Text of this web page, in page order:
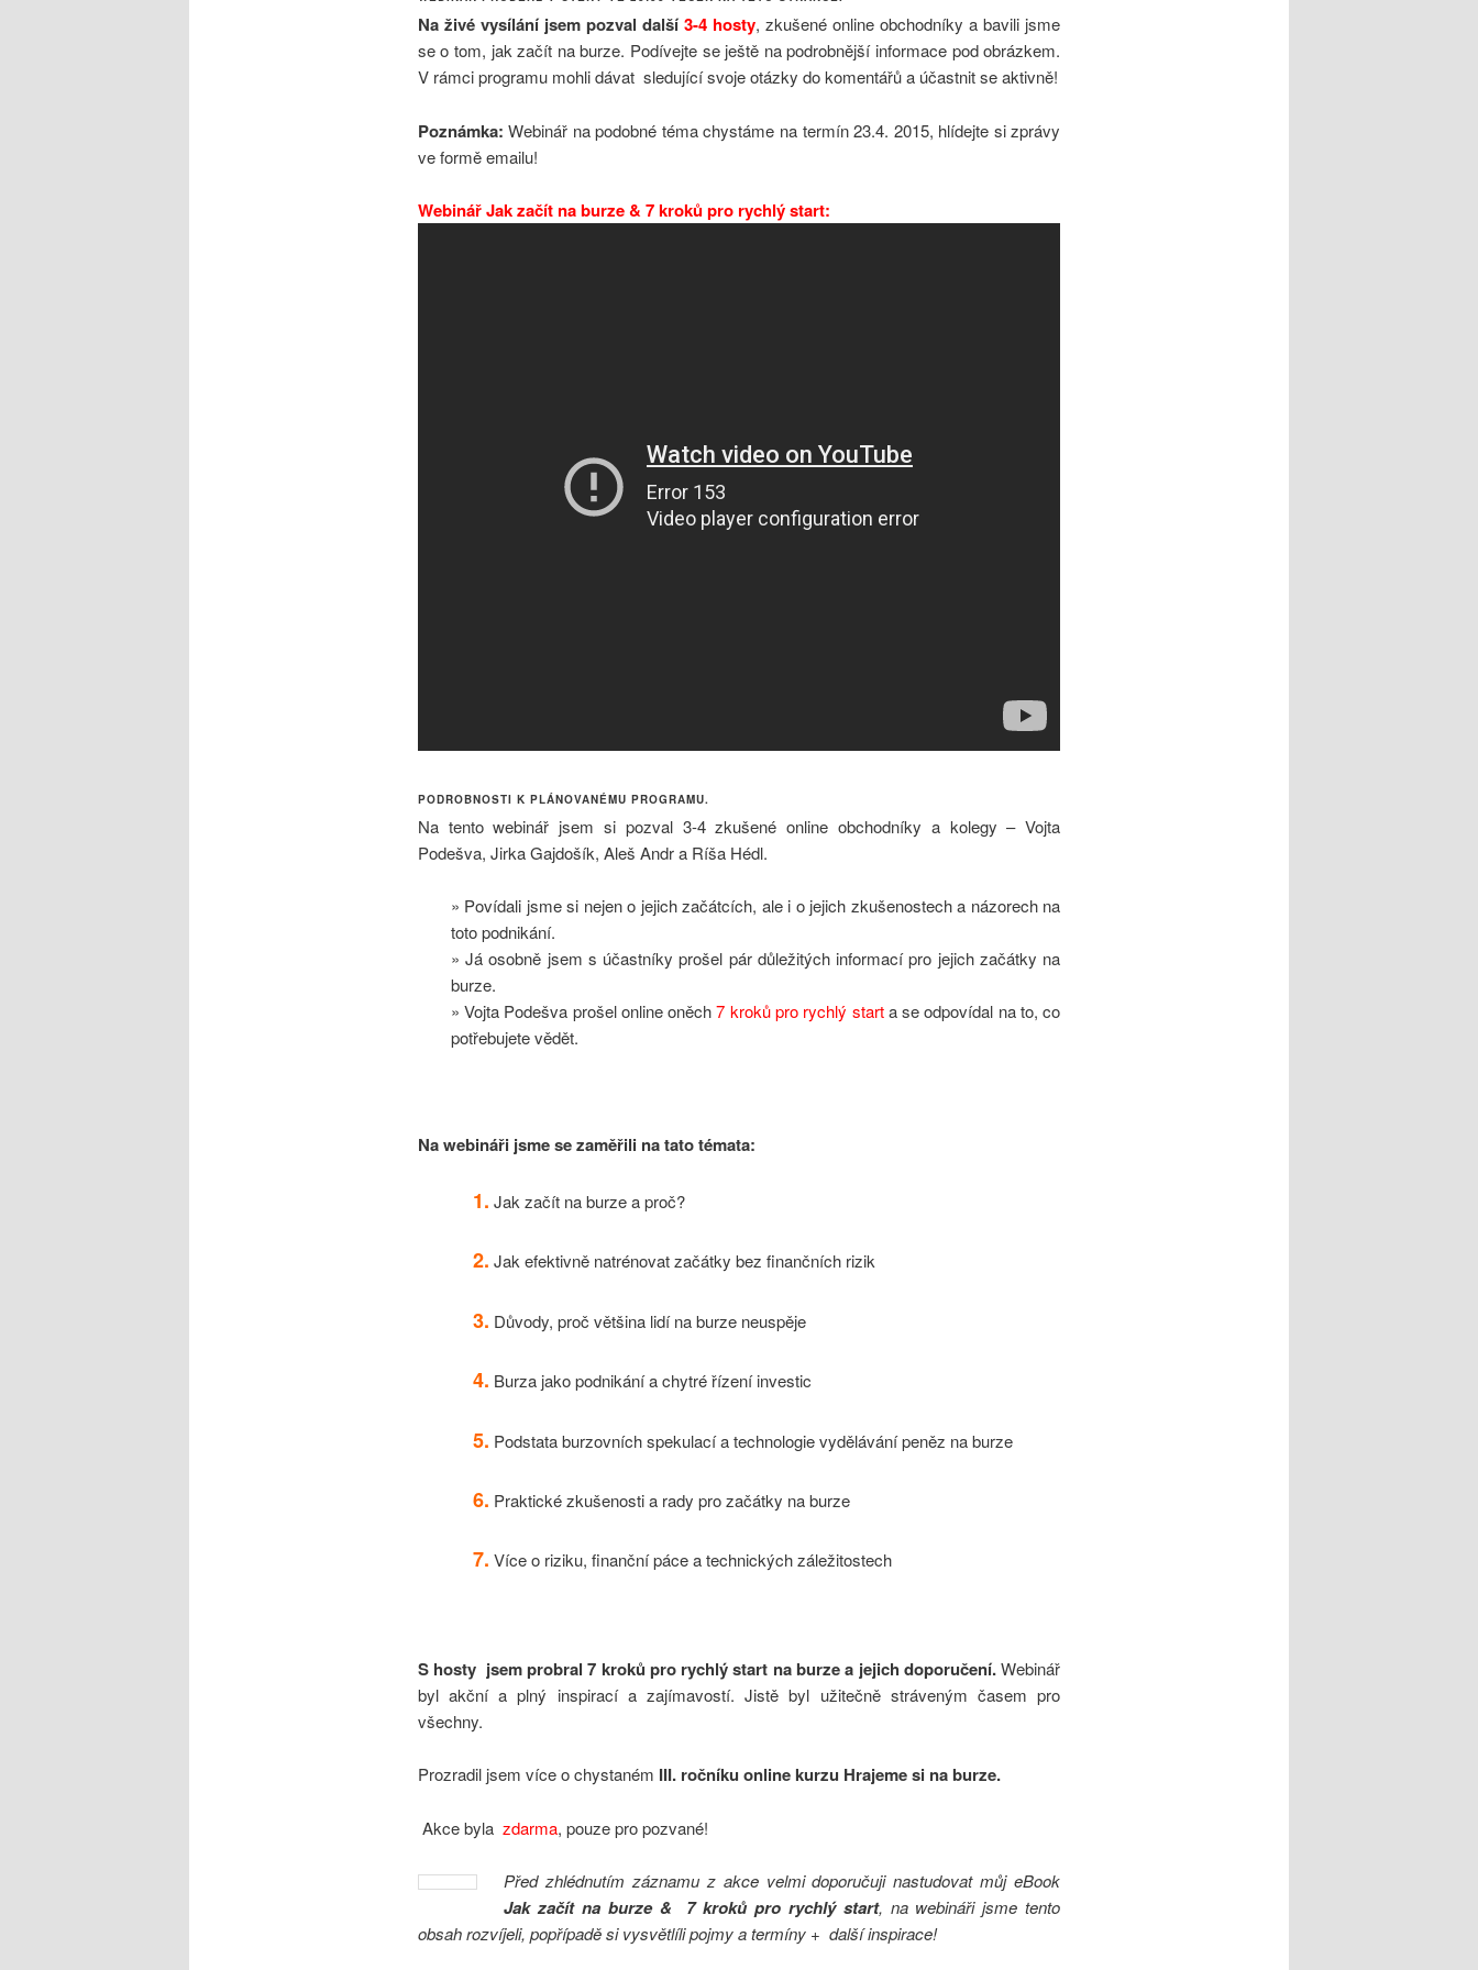
Na živé vysílání jsem pozval další 3-4 hosty, zkušené online obchodníky a bavili jsme
se o tom, jak začít na burze. Podívejte se ještě na podrobnější informace pod obrázkem.
V rámci programu mohli dávat sledující svoje otázky do komentářů a účastnit se aktivně!
Poznámka:Webinář na podobné téma chystáme na termín 23.4. 2015, hlídejte si zprávy
ve formě emailu!
Webinář Jak začít na burze & 7 kroků pro rychlý start:
PODROBNOSTI K PLÁNOVANÉMU PROGRAMU.
Na tento webinář jsem si pozval 3-4 zkušené online obchodníky a kolegy – Vojta
Podešva, Jirka Gajdošík, Aleš Andr a Ríša Hédl.
» Povídali jsme si nejen o jejich začátcích, ale i o jejich zkušenostech a názorech na
toto podnikání.
» Já osobně jsem s účastníky prošel pár důležitých informací pro jejich začátky na
burze.
» Vojta Podešva prošel online oněch7 kroků pro rychlý starta se odpovídal na to, co
potřebujete vědět.
Na webináři jsme se zaměřili na tato témata:
1. Jak začít na burze a proč?
2. Jak efektivně natrénovat začátky bez finančních rizik
3. Důvody, proč většina lidí na burze neuspěje
4. Burza jako podnikání a chytré řízení investic
5. Podstata burzovních spekulací a technologie vydělávání peněz na burze
6. Praktické zkušenosti a rady pro začátky na burze
7. Více o riziku, finanční páce a technických záležitostech
S hosty jsem probral 7 kroků pro rychlý start na burze a jejich doporučení.Webinář
byl akční a plný inspirací a zajímavostí. Jistě byl užitečně stráveným časem pro
všechny.
Prozradil jsem více o chystaném III. ročníku online kurzu Hrajeme si na burze.
Akce byla zdarma, pouze pro pozvané!
Před zhlédnutím záznamu z akce velmi doporučuji nastudovat můj eBook
Jak začít na burze & 7 kroků pro rychlý start, na webináři jsme tento
obsah rozvíjeli, popřípadě si vysvětlíli pojmy a termíny + další inspirace!